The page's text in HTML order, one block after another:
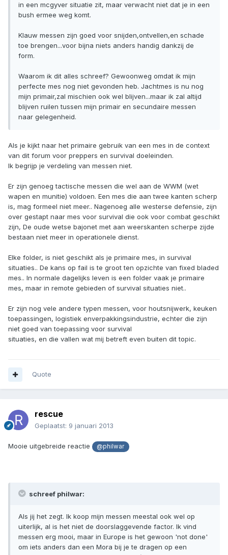
in een mcgyver situatie zit, maar verwacht niet dat je in een
bush ermee weg komt.
Klauw messen zijn goed voor snijden,ontvellen,en schade
toe brengen...voor bijna niets anders handig dankzij de
form.
Waarom ik dit alles schreef? Gewoonweg omdat ik mijn
perfecte mes nog niet gevonden heb. Jachtmes is nu nog
mijn primair,zal mischien ook wel blijven...maar ik zal altijd
blijven ruilen tussen mijn primair en secundaire messen
naar gelegenheid.
Als je kijkt naar het primaire gebruik van een mes in de context
van dit forum voor preppers en survival doeleinden.
Ik begrijp je verdeling van messen niet.
Er zijn genoeg tactische messen die wel aan de WWM (wet
wapen en munitie) voldoen. Een mes die aan twee kanten scherp
is, mag formeel niet meer.. Nagenoeg alle westerse defensie, zijn
over gestapt naar mes voor survival die ook voor combat geschikt
zijn, De oude wetse bajonet met aan weerskanten scherpe zijde
bestaan niet meer in operationele dienst.
Elke folder, is niet geschikt als je primaire mes, in survival
situaties.. De kans op fail is te groot ten opzichte van fixed bladed
mes.. In normale dagelijks leven is een folder vaak je primaire
mes, maar in remote gebieden of survival situaties niet..
Er zijn nog vele andere typen messen, voor houtsnijwerk, keuken
toepassingen, logistiek enverpakkingsindustrie, echter die zijn
niet goed van toepassing voor survival
situaties, en die vallen wat mij betreft even buiten dit topic.
Quote
rescue
Geplaatst: 9 januari 2013
Mooie uitgebreide reactie @philwar
schreef philwar:
Als jij het zegt. Ik koop mijn messen meestal ook wel op
uiterlijk, al is het niet de doorslaggevende factor. Ik vind
messen erg mooi, maar in Europe is het gewoon 'not done'
om iets anders dan een Mora bij je te dragen op een